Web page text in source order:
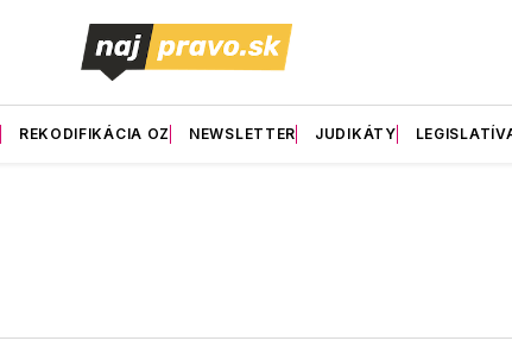
REKODIFIKÁCIA OZ NEWSLETTER JUDIKÁTY